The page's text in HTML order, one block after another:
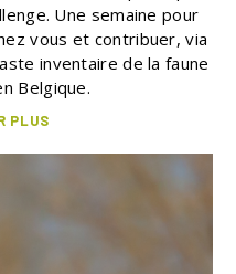
Une semaine pour
vous et contribuer, via
inventaire de la faune
Belgique.
PLUS